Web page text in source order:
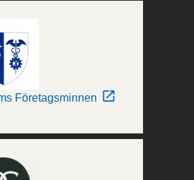
Företagsminnen